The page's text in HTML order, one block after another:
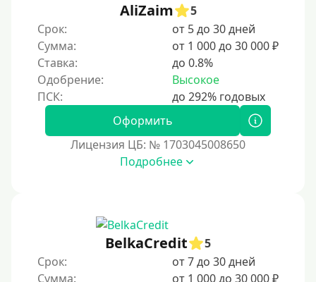
365 дней
2 года
3 года
4 года
Краткосрочные
За 3 минуты
AliZaim
5
Срок:
от 5 до 30 дней
Сумма:
от 1 000 до 30 000 ₽
Ставка:
до 0.8%
Одобрение:
Высокое
Оформить
Лицензия ЦБ: № 1703045008650
Подробнее
BelkaCredit
5
Срок:
от 7 до 30 дней
Сумма:
от 1 000 до 30 000 ₽